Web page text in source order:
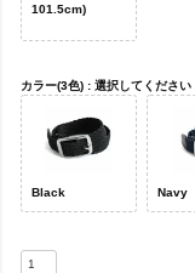
101.5cm)
カラー(3色) 選択してください
Black Navy